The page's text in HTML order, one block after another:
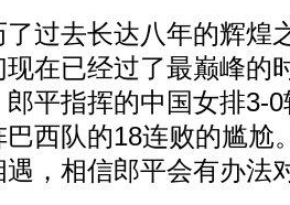
去长达八年的辉煌
在已经过了最巅峰的
平指挥的中国女排3-
西队的18连败的尴尬
，相信郎平会有办法